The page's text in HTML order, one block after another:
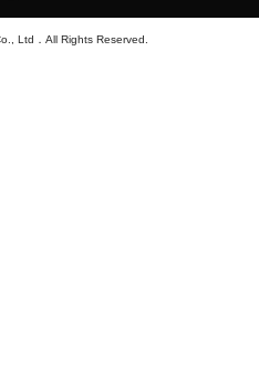
Ltd．All Rights Reserved.